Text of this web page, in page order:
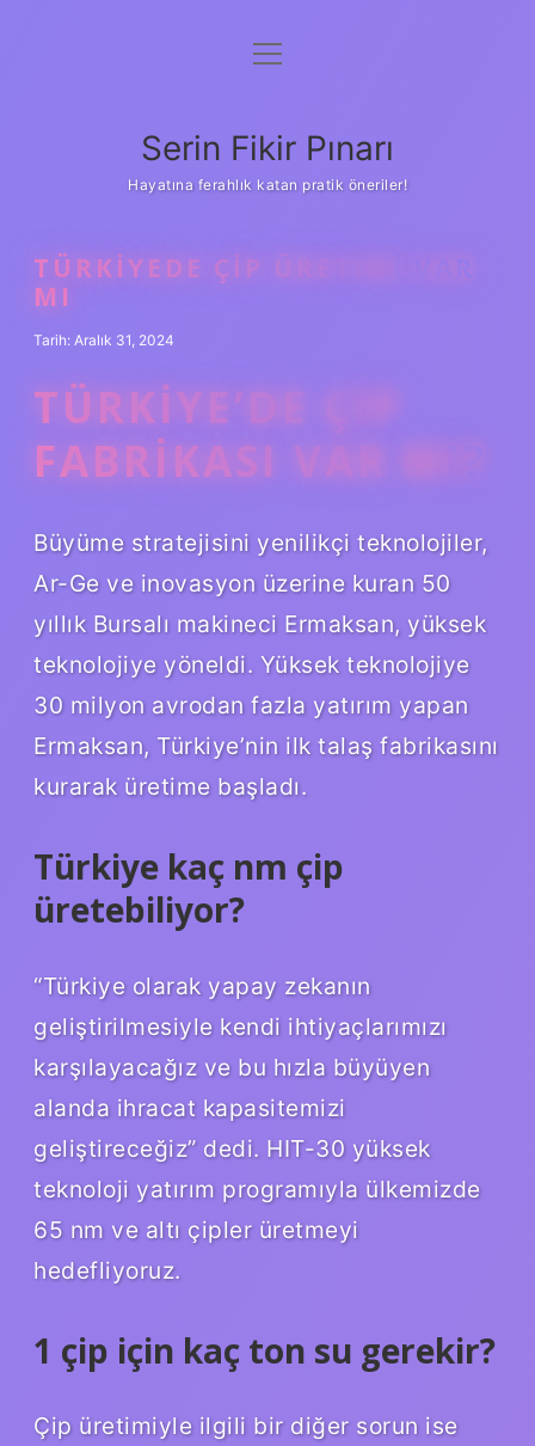
Gizlilik Politikası
Yasal Uyarı
menüyü
Serin Fikir Pınarı
Hayatına ferahlık katan pratik öneriler!
TÜRKIYEDE ÇIP ÜRETIMI VAR
MI
Tarih: Aralık 31, 2024
TÜRKIYE’DE ÇIP
FABRIKASI VAR MI?
Büyüme stratejisini yenilikçi teknolojiler,
Ar-Ge ve inovasyon üzerine kuran 50
yıllık Bursalı makineci Ermaksan, yüksek
teknolojiye yöneldi. Yüksek teknolojiye
30 milyon avrodan fazla yatırım yapan
Ermaksan, Türkiye’nin ilk talaş fabrikasını
kurarak üretime başladı.
Türkiye kaç nm çip
üretebiliyor?
“Türkiye olarak yapay zekanın
geliştirilmesiyle kendi ihtiyaçlarımızı
karşılayacağız ve bu hızla büyüyen
alanda ihracat kapasitemizi
geliştireceğiz” dedi. HIT-30 yüksek
teknoloji yatırım programıyla ülkemizde
65 nm ve altı çipler üretmeyi
hedefliyoruz.
1 çip için kaç ton su gerekir?
Çip üretimiyle ilgili bir diğer sorun ise